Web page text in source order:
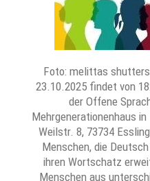
Foto: melittas
23.10.2025 findet von
der Offene
Mehrgenerationenhaus
Weilstr. 8, 73734
Menschen, die
ihren Wortschatz
Menschen aus